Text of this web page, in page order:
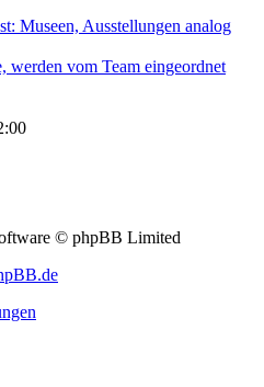
Museen, Ausstellungen analog
vom Team eingeordnet
© phpBB Limited